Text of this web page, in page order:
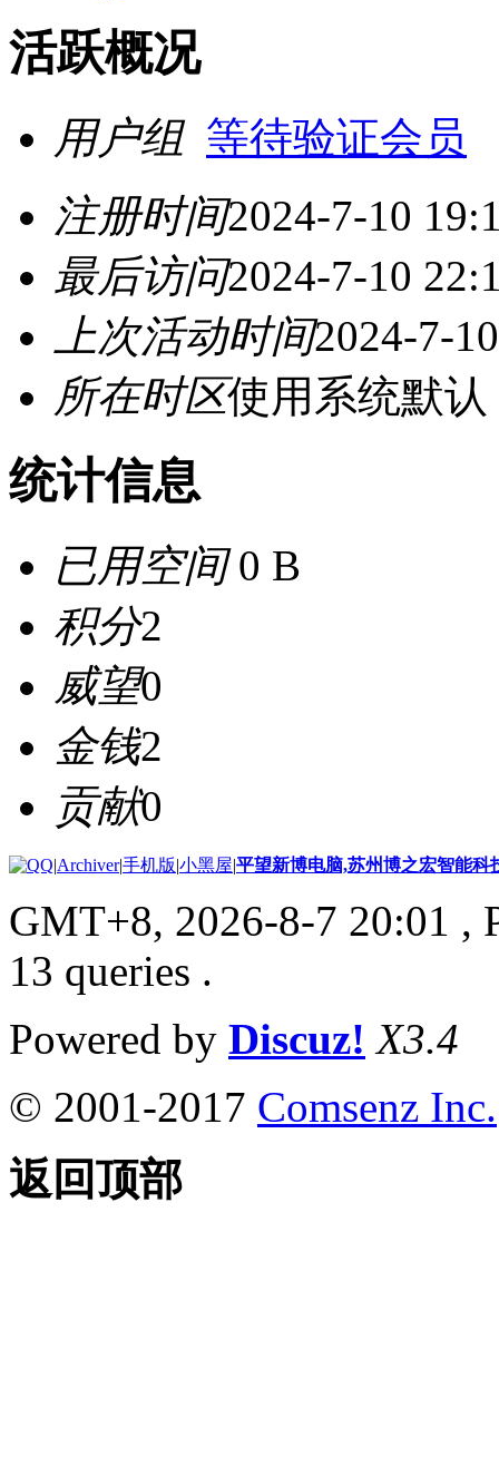
活跃概况
用户组 等待验证会员
注册时间2024-7-10
最后访问2024-7-10
上次活动时间2024-7-
所在时区使用系统默认
统计信息
已用空间0 B
积分2
威望0
金钱2
贡献0
|Archiver|手机版|小黑屋|平望新博电脑,苏州博之宏智能科
GMT+8, 2026-8-7 20:01 ,
13 queries .
Powered by Discuz! X3.4
© 2001-2017 Comsenz Inc.
返回顶部